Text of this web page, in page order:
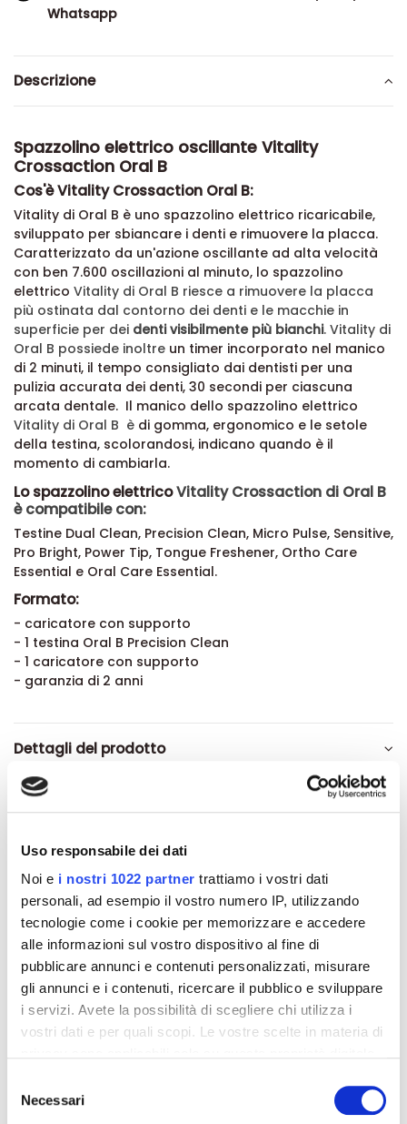
Uso responsabile dei dati
Noi e i nostri 1022 partner trattiamo i vostri dati
personali, ad esempio il vostro numero IP, utilizzando
tecnologie come i cookie per memorizzare e accedere
alle informazioni sul vostro dispositivo al fine di
pubblicare annunci e contenuti personalizzati, misurare
gli annunci e i contenuti, ricercare il pubblico e sviluppare
i servizi. Avete la possibilità di scegliere chi utilizza i
vostri dati e per quali scopi. Le vostre scelte in materia di
modificare o revocare il proprio consenso in qualsiasi
momento dalla Dichiarazione sui cookie o facendo clic
delNecessari
Whatsapp
Descrizione
Spazzolino elettrico oscillante Vitality
Crossaction Oral B
Cos'è Vitality Crossaction Oral B:
Vitality di Oral B è uno spazzolino elettrico ricaricabile,
sviluppato per sbiancare i denti e rimuovere la placca.
Caratterizzato da un'azione oscillante ad alta velocità
con ben 7.600 oscillazioni al minuto, lo spazzolino
elettrico Vitality di Oral B riesce a rimuovere la placca
più ostinata dal contorno dei denti e le macchie in
superficie per dei denti visibilmente più bianchi. Vitality di
Oral B possiede inoltre un timer incorporato nel manico
di 2 minuti, il tempo consigliato dai dentisti per una
pulizia accurata dei denti, 30 secondi per ciascuna
arcata dentale. Il manico dello spazzolino elettrico
Vitality di Oral B è di gomma, ergonomico e le setole
della testina, scolorandosi, indicano quando è il
momento di cambiarla.
Lo spazzolino elettricoVitality Crossaction di Oral B
è compatibile con:
Testine Dual Clean, Precision Clean, Micro Pulse, Sensitive,
Pro Bright, Power Tip, Tongue Freshener, Ortho Care
Essential e Oral Care Essential.
Formato:
- caricatore con supporto
- 1 testina Oral B Precision Clean
- 1 caricatore con supporto
- garanzia di 2 anni
Dettagli del prodotto
Recensioni
Altri prodotti che potrebbero
interessarti
-42% -42%